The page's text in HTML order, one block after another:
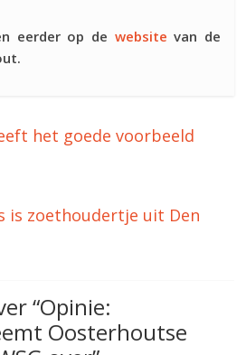
eerder op de website van de
het goede voorbeeld
is zoethoudertje uit Den
“Opinie:
Oosterhoutse